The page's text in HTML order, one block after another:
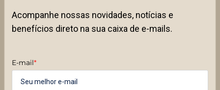
Acompanhe nossas novidades, notícias e
benefícios direto na sua caixa de e-mails.
E-mail*